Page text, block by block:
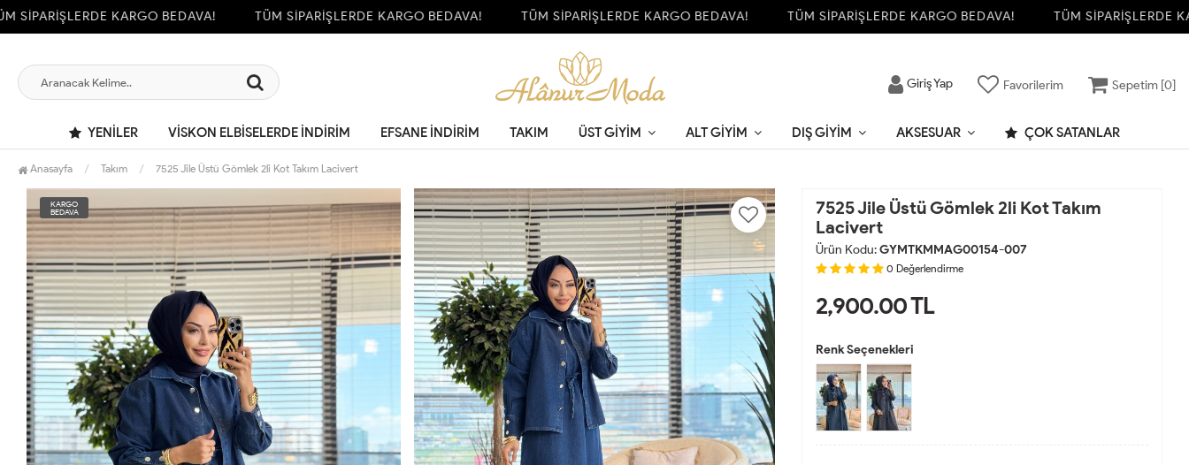
KARGO BEDAVA! TÜM SİPARİŞLERDE KARGO BEDAVA! TÜM SİPARİŞLERDE KARGO BEDAVA! TÜM SİPARİŞLERDE KARGO BEDAVA! TÜM SİPARİŞLERDE
Giriş Yap Favorilerim Sepetim [0]
YENILER VİSKON ELBİSELERDE İNDİRİM EFSANE İNDİRİM TAKIM ÜST GIYIM ALT GIYIM DIŞ GIYIM AKSESUAR ÇOK SATANLAR
Anasayfa Takım 7525 Jile Üstü Gömlek 2li Kot Takım Lacivert
KARGO
BEDAVA
7525 Jile Üstü Gömlek 2li Kot Takım
Lacivert
Ürün Kodu:GYMTKMMAG00154-007
0 Değerlendirme
2,900.00TL
Renk Seçenekleri